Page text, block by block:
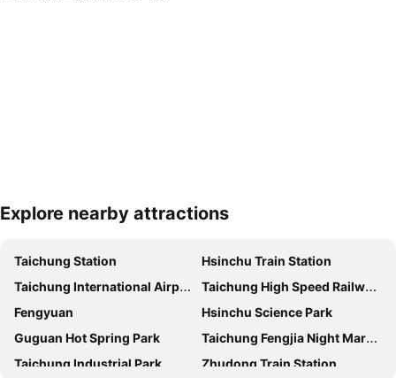
Explore nearby attractions
Taichung Station
Hsinchu Train Station
Taichung International Airport
Taichung High Speed Railway Station
Fengyuan
Hsinchu Science Park
Guguan Hot Spring Park
Taichung Fengjia Night Market
Taichung Industrial Park
Zhudong Train Station